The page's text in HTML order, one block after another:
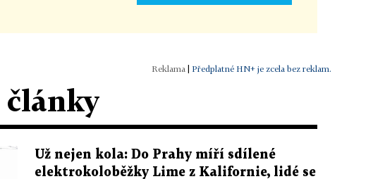
| Předplatné HN+ je zcela bez reklam.
články
Už nejen kola: Do Prahy míří sdílené
elektrokoloběžky Lime z Kalifornie, lidé se